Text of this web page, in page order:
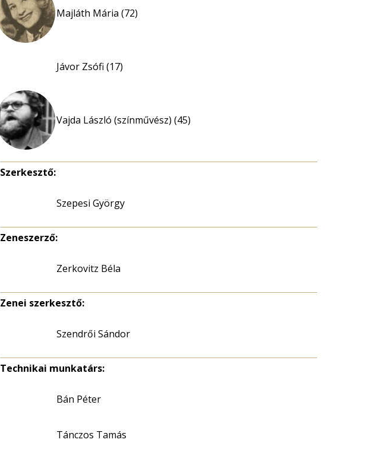
Majláth Mária (72)
Jávor Zsófi (17)
Vajda László (színművész) (45)
Szerkesztő:
Szepesi György
Zeneszerző:
Zerkovitz Béla
Zenei szerkesztő:
Szendrői Sándor
Technikai munkatárs:
Bán Péter
Tánczos Tamás